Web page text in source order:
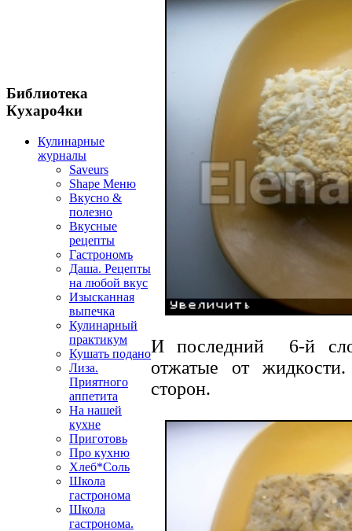
Библиотека
Кухаро4ки
Кулинарные
журналы
Saveurs
Shape Меню
Вкусно &
полезно
Вкусные
рецепты
Гастрономъ
Даша. Рецепты
на любой вкус
Изысканная
выпечка
Кулинарный
практикум
Кушать подано
Лиза.
Приятного
аппетита
На нашей
кухне
Приготовь
Про кухню
Хлеб*Соль
Школа
гастронома
Школа
гастронома.
И последний 6-й
отжатые от
сторон.